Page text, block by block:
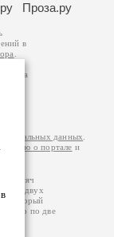
Проза.ру
в
за
данных
о портале и
тысяч
двух
который
по две